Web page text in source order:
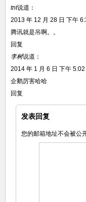
tnt说道：
2013 年 12 月 28 日 下午
腾讯就是吊啊。。
回复
李树说道：
2014 年 1 月 6 日 下午 5:02
企鹅厉害哈哈
回复
发表回复
您的邮箱地址不会被公开